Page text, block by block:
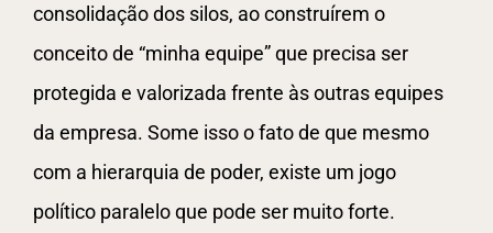
consolidação dos silos, ao construírem o
conceito de “minha equipe” que precisa ser
protegida e valorizada frente às outras equipes
da empresa. Some isso o fato de que mesmo
com a hierarquia de poder, existe um jogo
político paralelo que pode ser muito forte.